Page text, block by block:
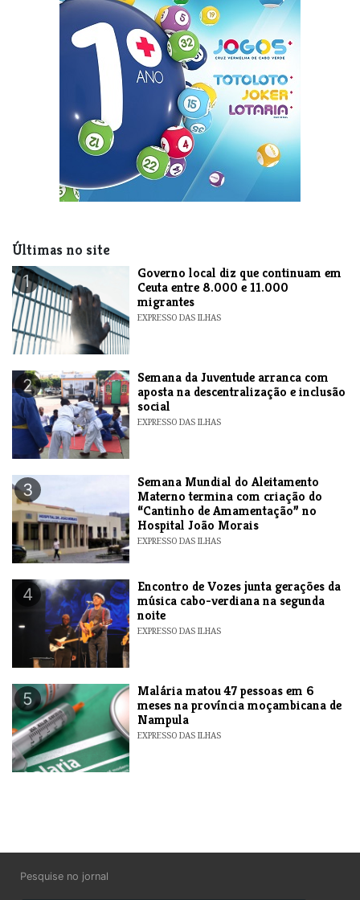
Últimas no site
1
​Governo local diz que continuam em
Ceuta entre 8.000 e 11.000
migrantes
EXPRESSO DAS ILHAS
2
Semana da Juventude arranca com
aposta na descentralização e inclusão
social
EXPRESSO DAS ILHAS
3
Semana Mundial do Aleitamento
Materno termina com criação do
“Cantinho de Amamentação” no
Hospital João Morais
EXPRESSO DAS ILHAS
4
Encontro de Vozes junta gerações da
música cabo-verdiana na segunda
noite
EXPRESSO DAS ILHAS
5
​Malária matou 47 pessoas em 6
meses na província moçambicana de
Nampula
EXPRESSO DAS ILHAS
Pesquise no jornal